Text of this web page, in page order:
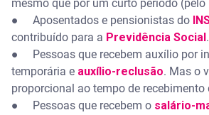
mesmo que por um curto período
● Aposentados e pensionistas do
contribuído para a Previdência Social .
● Pessoas que recebem auxílio por
temporária e auxílio-reclusão. Mas o
proporcional ao tempo de recebimento
● Pessoas que recebem o salário-